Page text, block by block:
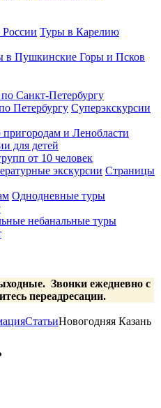
Туры в Карелию
в Пушкинские Горы и Псков
Санкт-Петербургу
Петербургу Суперэкскурсии
и Ленобласти
для детей
от 10 человек
экскурсии Страницы
Однодневные туры
небанальные туры
Звонки ежедневно с
переадресации.
СтатьиНовогодняя Казань